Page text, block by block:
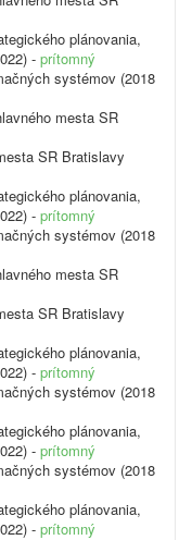
plánovania,
- prítomný
systémov (2018
mesta SR
SR Bratislavy
plánovania,
- prítomný
systémov (2018
mesta SR
SR Bratislavy
plánovania,
- prítomný
systémov (2018
plánovania,
- prítomný
systémov (2018
plánovania,
- prítomný